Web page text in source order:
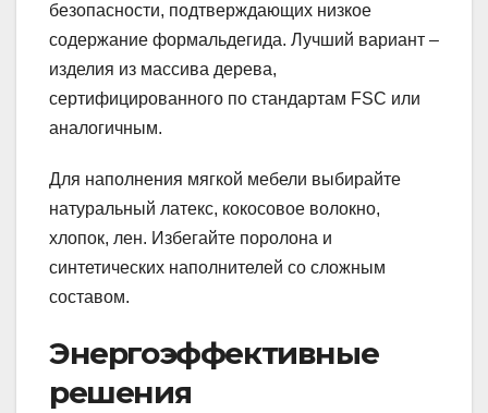
безопасности, подтверждающих низкое
содержание формальдегида. Лучший вариант –
изделия из массива дерева,
сертифицированного по стандартам FSC или
аналогичным.
Для наполнения мягкой мебели выбирайте
натуральный латекс, кокосовое волокно,
хлопок, лен. Избегайте поролона и
синтетических наполнителей со сложным
составом.
Энергоэффективные
решения